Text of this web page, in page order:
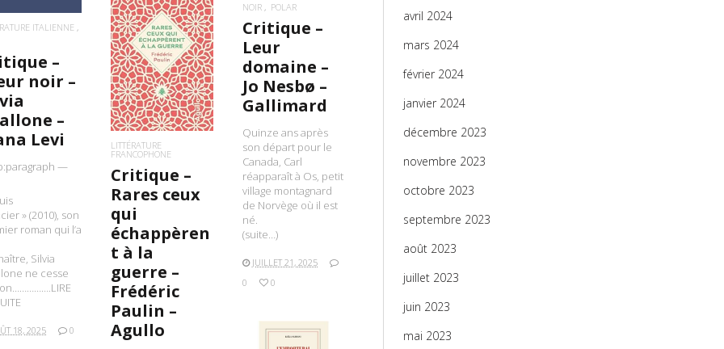
ITALIENNE
–
noir –
–
Levi
—
» (2010), son
roman qui l’a
Silvia
ne cesse
18, 2025
0
NOIR
POLAR
Critique –
Leur
domaine –
Jo Nesbø –
Gallimard
Quinze ans après
son départ pour le
Canada, Carl
réapparaît à Os, petit
village montagnard
de Norvège où il est
né.
(suite…)
JUILLET 21, 2025
0
0
LIRE LA SUITE
LITTÉRATURE
FRANCOPHONE
Critique –
Rares ceux
qui
échappèren
t à la
guerre –
Frédéric
Paulin –
Agullo
avril 2024
mars 2024
février 2024
janvier 2024
décembre 2023
novembre 2023
octobre 2023
septembre 2023
août 2023
juillet 2023
juin 2023
mai 2023